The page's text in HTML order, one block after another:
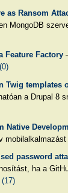
as Ransom
MongoDB
Feature Factory
(0)
Twig templates
a Drupal 8
Native
mobilalkalmazást
password
ha a
(17)